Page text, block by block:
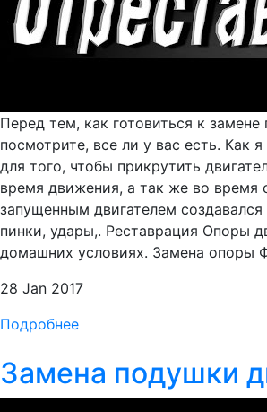
Перед тем, как готовиться к замене
посмотрите, все ли у вас есть. Как
для того, чтобы прикрутить
время движения, а так же во время
запущенным двигателем
пинки, удары,. Реставрация Опоры
домашних условиях. Замена опоры
28 Jan 2017
Подробнее
Замена подушки